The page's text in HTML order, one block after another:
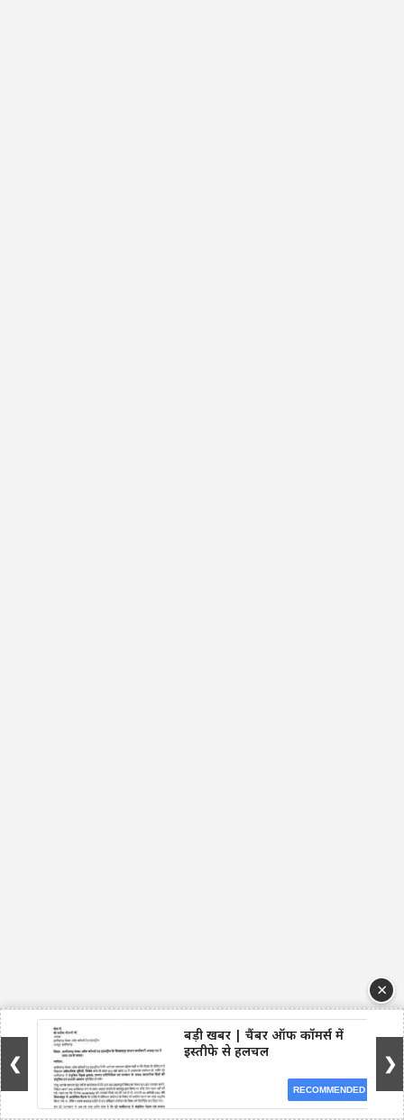
×
❮
बड़ी खबर | चैंबर ऑफ कॉमर्स में
इस्तीफे से हलचल
RECOMMENDED
❯